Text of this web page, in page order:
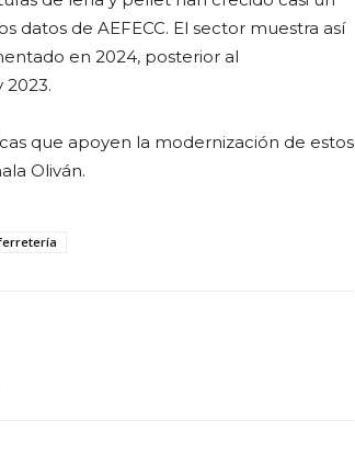
datos de AEFECC. El sector muestra así
en 2024, posterior al
2023.
que apoyen la modernización de estos
Oliván.